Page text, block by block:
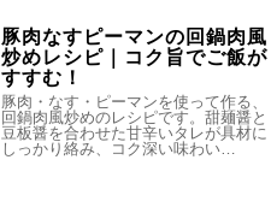
豚肉なすピーマンの回鍋肉風
炒めレシピ｜コク旨でご飯が
すすむ！
豚肉・なす・ピーマンを使って作る、
回鍋肉風炒めのレシピです。甜麺醤と
豆板醤を合わせた甘辛いタレが具材に
しっかり絡み、コク深い味わい…